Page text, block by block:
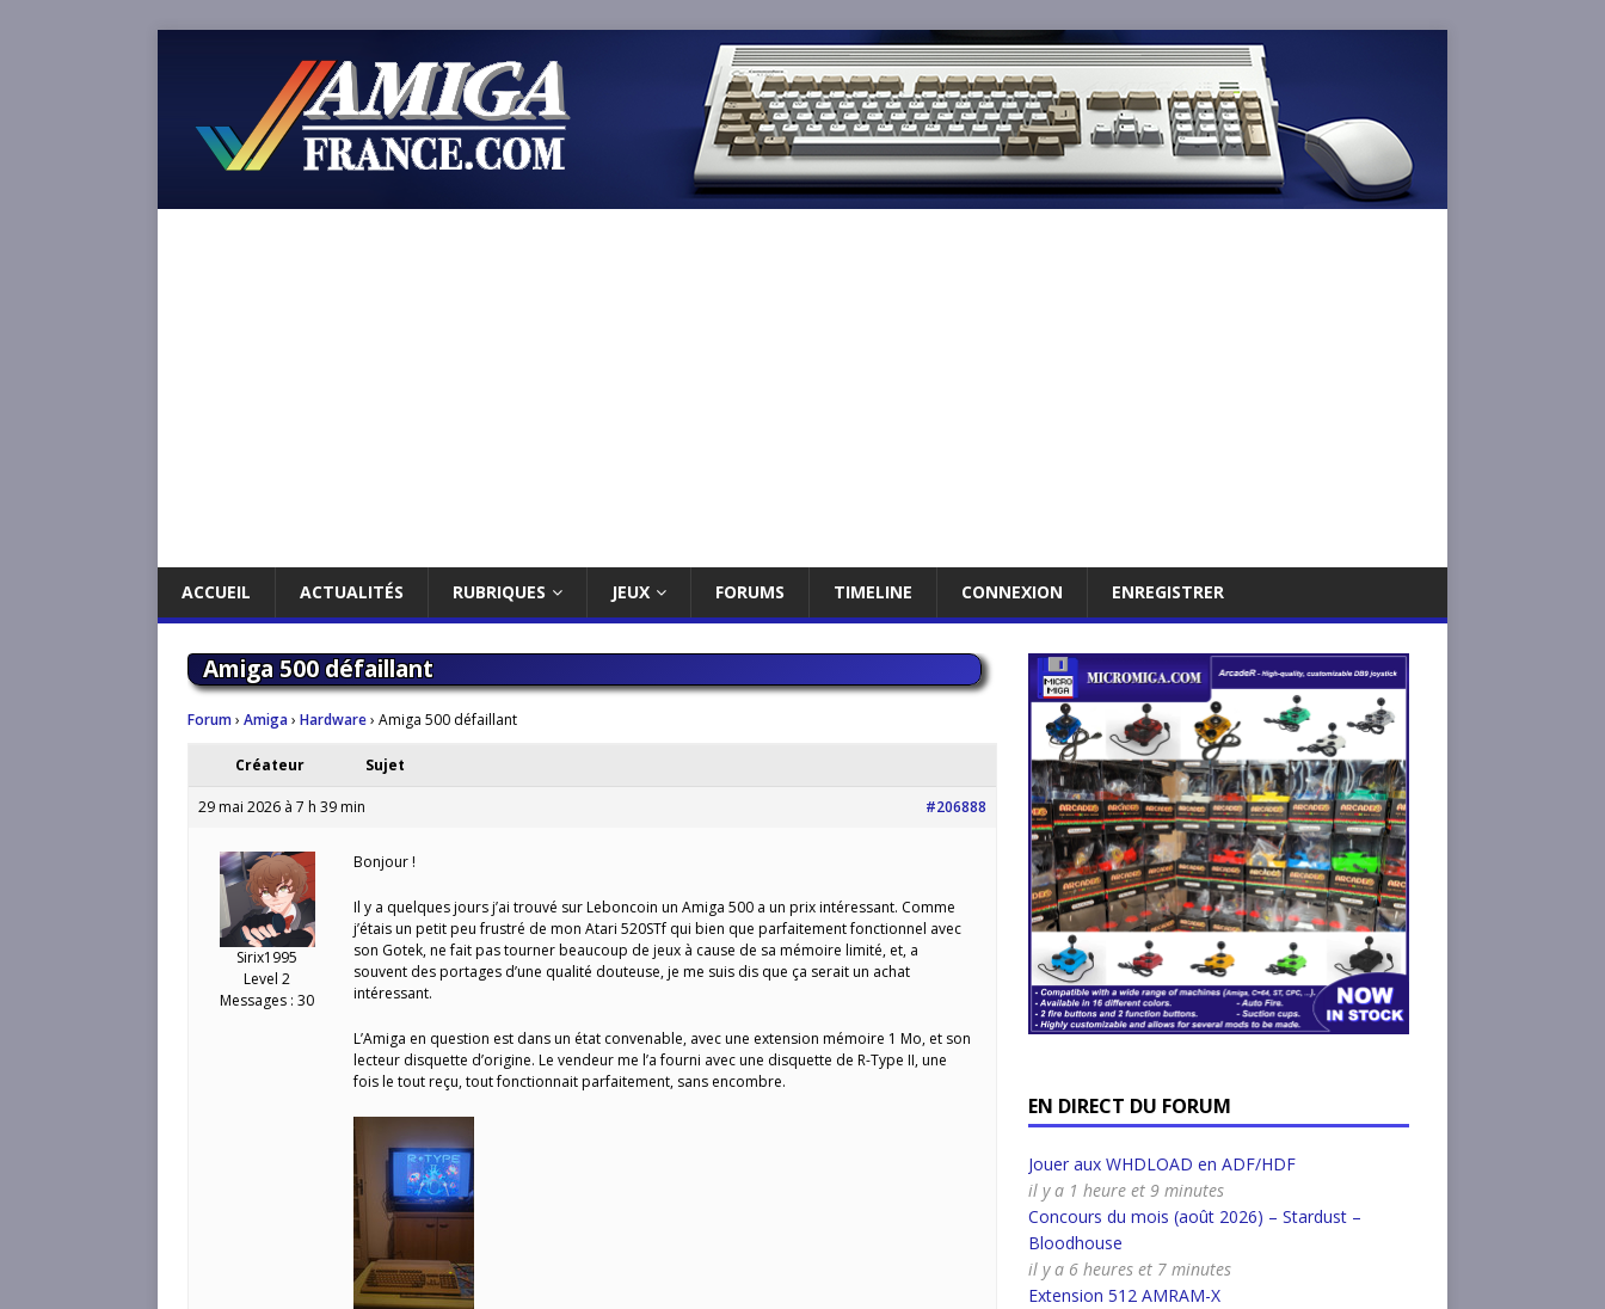
ACCUEIL ACTUALITÉS RUBRIQUES JEUX FORUMS TIMELINE CONNEXION ENREGISTRER
Amiga 500 défaillant
Forum› Amiga› Hardware› Amiga 500 défaillant
Créateur Sujet
29 mai 2026 à 7 h 39 min #206888
Sirix1995
Level 2
Messages : 30
Bonjour !
Il y a quelques jours j’ai trouvé sur Leboncoin un Amiga 500 a un prix intéressant. Comme
j’étais un petit peu frustré de mon Atari 520STf qui bien que parfaitement fonctionnel avec
son Gotek, ne fait pas tourner beaucoup de jeux à cause de sa mémoire limité, et, a
souvent des portages d’une qualité douteuse, je me suis dis que ça serait un achat
intéressant.
L’Amiga en question est dans un état convenable, avec une extension mémoire 1 Mo, et son
lecteur disquette d’origine. Le vendeur me l’a fourni avec une disquette de R-Type II, une
fois le tout reçu, tout fonctionnait parfaitement, sans encombre.
EN DIRECT DU FORUM
Jouer aux WHDLOAD en ADF/HDF
il y a 1 heure et 9 minutes
Concours du mois (août 2026) – Stardust –
Bloodhouse
il y a 6 heures et 7 minutes
Extension 512 AMRAM-X